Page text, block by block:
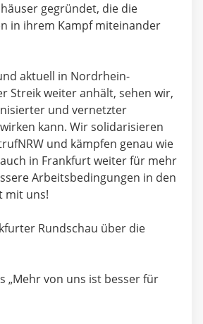
gegründet, die die
in ihrem Kampf miteinander
aktuell in Nordrhein-
Streik weiter anhält, sehen wir,
und vernetzter
kann. Wir solidarisieren
und kämpfen genau wie
in Frankfurt weiter für mehr
Arbeitsbedingungen in den
mit uns!
Rundschau über die
„Mehr von uns ist besser für